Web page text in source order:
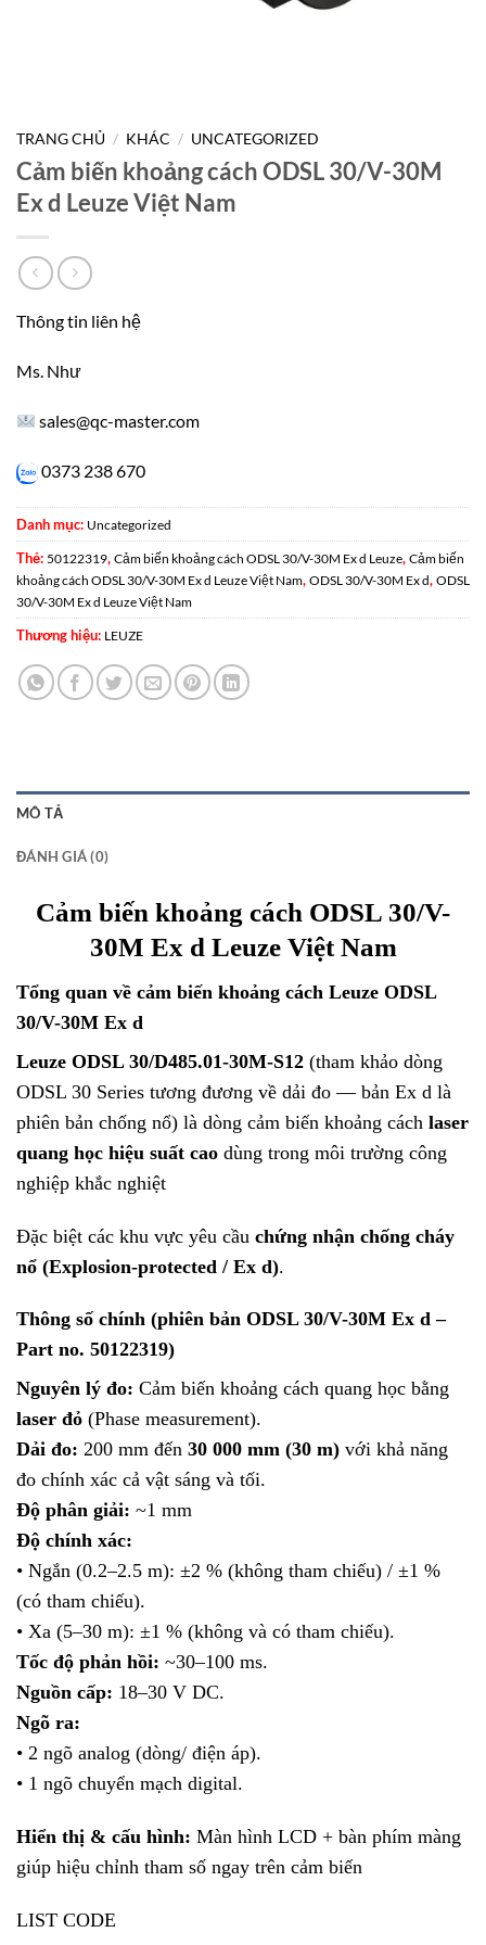
TRANG CHỦ / KHÁC / UNCATEGORIZED
Cảm biến khoảng cách ODSL 30/V-30M
Ex d Leuze Việt Nam
Thông tin liên hệ
Ms. Như
sales@qc-master.com
0373 238 670
Danh mục: Uncategorized
Thẻ: 50122319, Cảm biến khoảng cách ODSL 30/V-30M Ex d Leuze, Cảm biến
khoảng cách ODSL 30/V-30M Ex d Leuze Việt Nam, ODSL 30/V-30M Ex d, ODSL
30/V-30M Ex d Leuze Việt Nam
Thương hiệu: LEUZE
MÔ TẢ
ĐÁNH GIÁ (0)
Cảm biến khoảng cách ODSL 30/V-
30M Ex d Leuze Việt Nam
Tổng quan về cảm biến khoảng cách Leuze ODSL
30/V-30M Ex d
Leuze ODSL 30/D485.01‑30M‑S12 (tham khảo dòng
ODSL 30 Series tương đương về dải đo — bản Ex d là
phiên bản chống nổ) là dòng cảm biến khoảng cách laser
quang học hiệu suất cao dùng trong môi trường công
nghiệp khắc nghiệt
Đặc biệt các khu vực yêu cầu chứng nhận chống cháy
nổ (Explosion-protected / Ex d).
Thông số chính (phiên bản ODSL 30/V-30M Ex d –
Part no. 50122319)
Nguyên lý đo: Cảm biến khoảng cách quang học bằng
laser đỏ (Phase measurement).
Dải đo: 200 mm đến 30 000 mm (30 m) với khả năng
đo chính xác cả vật sáng và tối.
Độ phân giải: ~1 mm
Độ chính xác:
• Ngắn (0.2–2.5 m): ±2 % (không tham chiếu) / ±1 %
(có tham chiếu).
• Xa (5–30 m): ±1 % (không và có tham chiếu).
Tốc độ phản hồi: ~30–100 ms.
Nguồn cấp: 18–30 V DC.
Ngõ ra:
• 2 ngõ analog (dòng/ điện áp).
• 1 ngõ chuyển mạch digital.
Hiển thị & cấu hình: Màn hình LCD + bàn phím màng
giúp hiệu chỉnh tham số ngay trên cảm biến
LIST CODE